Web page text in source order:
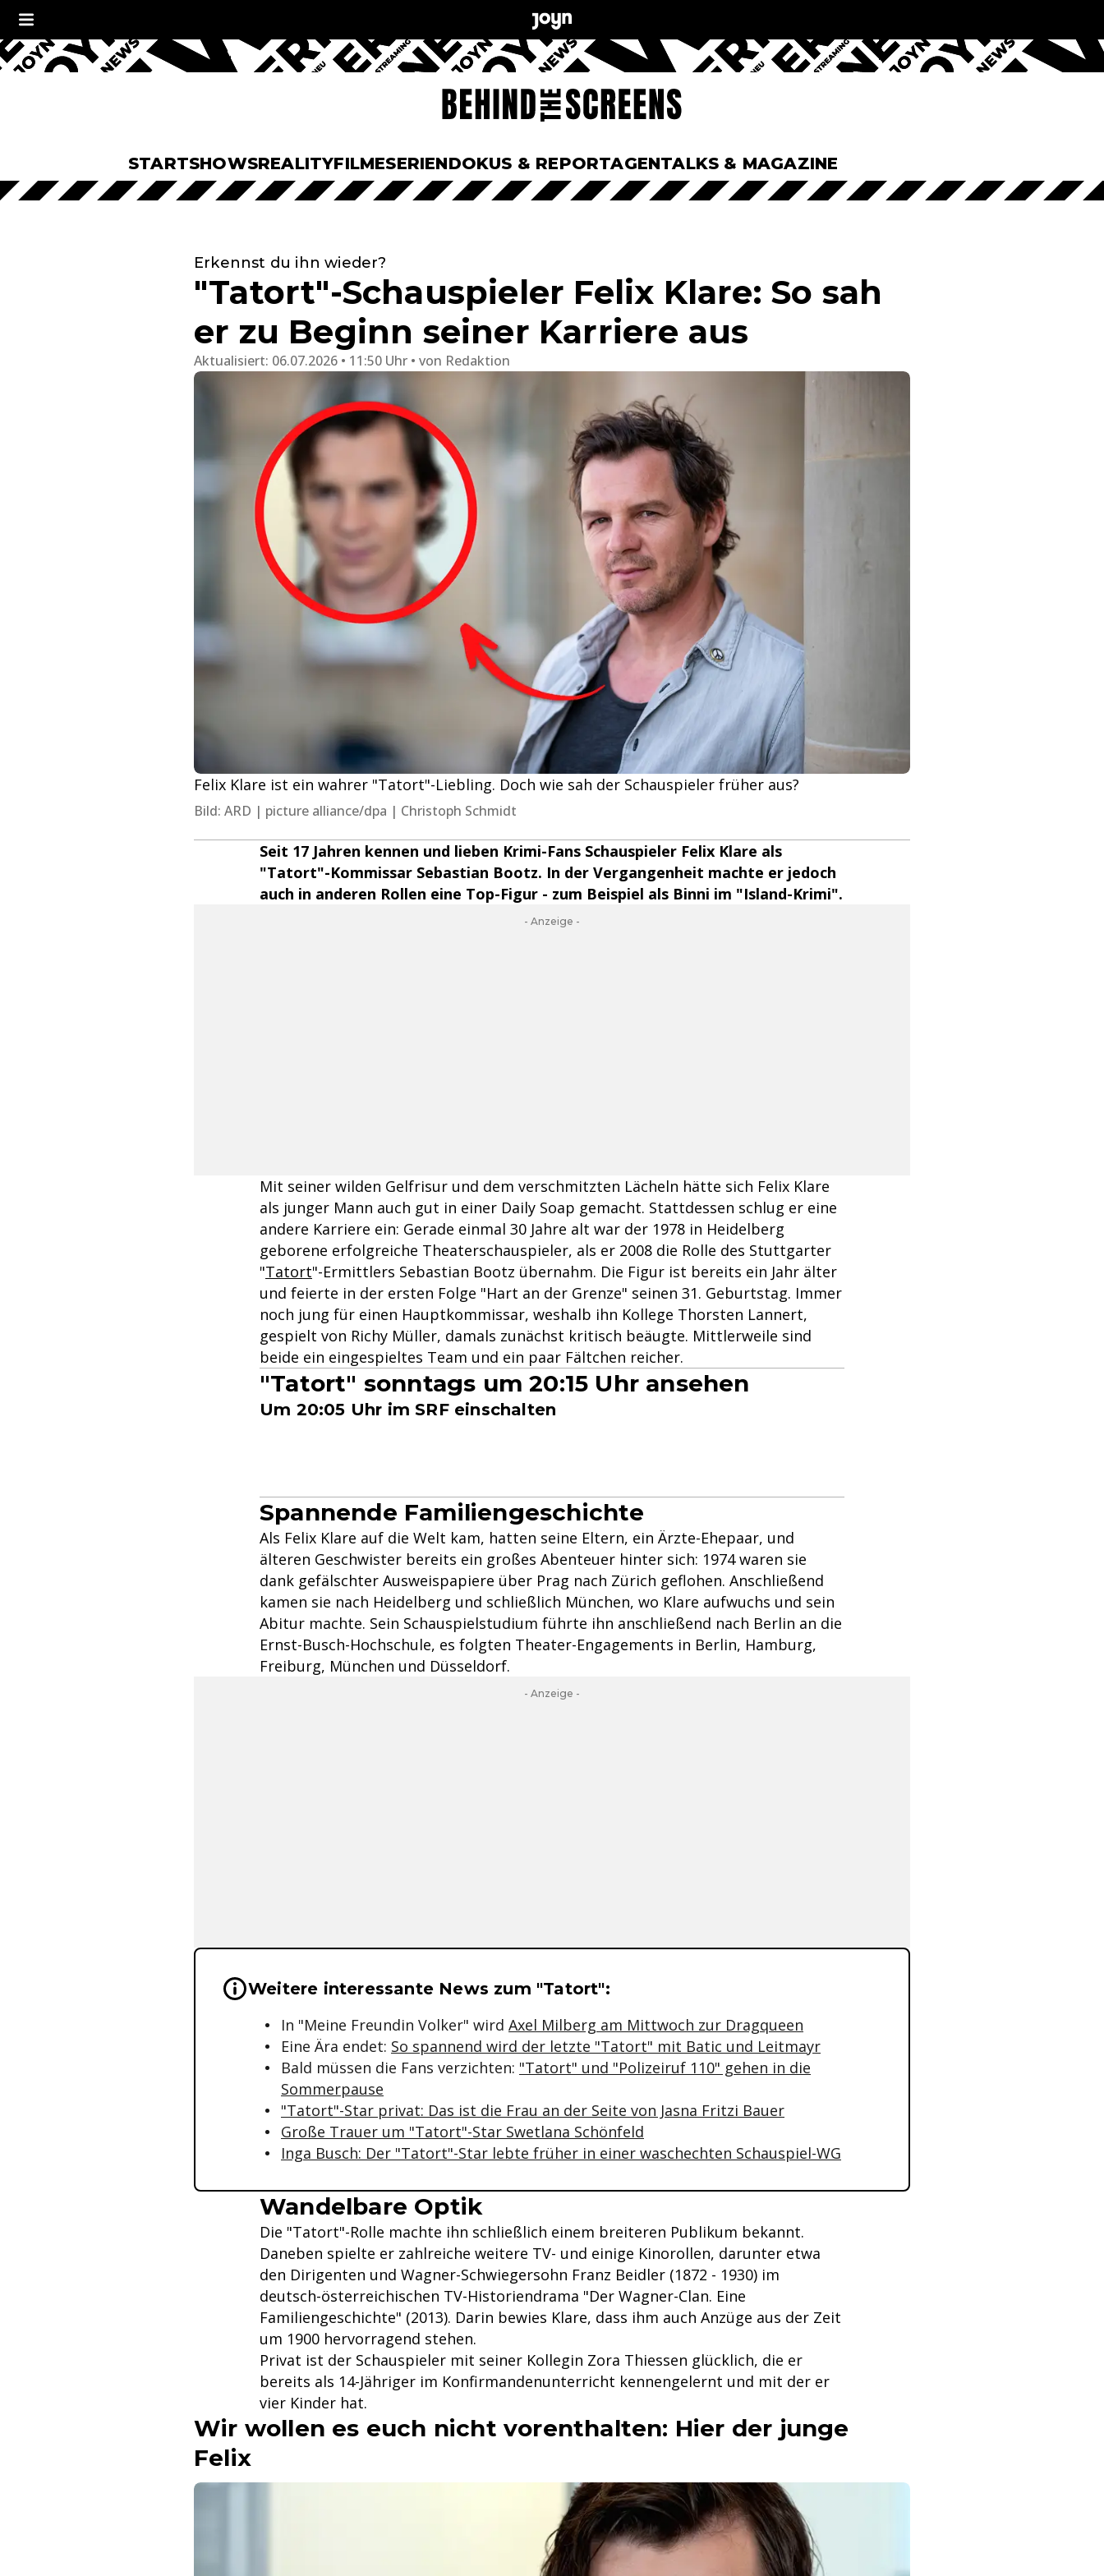
STARTSHOWSREALITYFILMESERIENDOKUS & REPORTAGENTALKS & MAGAZINE
Erkennst du ihn wieder?
"Tatort"-Schauspieler Felix Klare: So sah
er zu Beginn seiner Karriere aus
Aktualisiert: 06.07.2026 • 11:50 Uhr von Redaktion
Felix Klare ist ein wahrer "Tatort"-Liebling. Doch wie sah der Schauspieler früher aus?
Bild: ARD | picture alliance/dpa | Christoph Schmidt
Seit 17 Jahren kennen und lieben Krimi-Fans Schauspieler Felix Klare als
"Tatort"-Kommissar Sebastian Bootz. In der Vergangenheit machte er jedoch
auch in anderen Rollen eine Top-Figur - zum Beispiel als Binni im "Island-Krimi".
- Anzeige -
Mit seiner wilden Gelfrisur und dem verschmitzten Lächeln hätte sich Felix Klare
als junger Mann auch gut in einer Daily Soap gemacht. Stattdessen schlug er eine
andere Karriere ein: Gerade einmal 30 Jahre alt war der 1978 in Heidelberg
geborene erfolgreiche Theaterschauspieler, als er 2008 die Rolle des Stuttgarter
"Tatort"-Ermittlers Sebastian Bootz übernahm. Die Figur ist bereits ein Jahr älter
und feierte in der ersten Folge "Hart an der Grenze" seinen 31. Geburtstag. Immer
noch jung für einen Hauptkommissar, weshalb ihn Kollege Thorsten Lannert,
gespielt von Richy Müller, damals zunächst kritisch beäugte. Mittlerweile sind
beide ein eingespieltes Team und ein paar Fältchen reicher.
"Tatort" sonntags um 20:15 Uhr ansehen
Um 20:05 Uhr im SRF einschalten
Spannende Familiengeschichte
Als Felix Klare auf die Welt kam, hatten seine Eltern, ein Ärzte-Ehepaar, und
älteren Geschwister bereits ein großes Abenteuer hinter sich: 1974 waren sie
dank gefälschter Ausweispapiere über Prag nach Zürich geflohen. Anschließend
kamen sie nach Heidelberg und schließlich München, wo Klare aufwuchs und sein
Abitur machte. Sein Schauspielstudium führte ihn anschließend nach Berlin an die
Ernst-Busch-Hochschule, es folgten Theater-Engagements in Berlin, Hamburg,
Freiburg, München und Düsseldorf.
- Anzeige -
Wichtige Hinweise & Informationen zum Inhalt
Weitere interessante News zum "Tatort":
In "Meine Freundin Volker" wird Axel Milberg am Mittwoch zur Dragqueen
Eine Ära endet: So spannend wird der letzte "Tatort" mit Batic und Leitmayr
Bald müssen die Fans verzichten: "Tatort" und "Polizeiruf 110" gehen in die
Sommerpause
"Tatort"-Star privat: Das ist die Frau an der Seite von Jasna Fritzi Bauer
Große Trauer um "Tatort"-Star Swetlana Schönfeld
Inga Busch: Der "Tatort"-Star lebte früher in einer waschechten Schauspiel-WG
Wandelbare Optik
Die "Tatort"-Rolle machte ihn schließlich einem breiteren Publikum bekannt.
Daneben spielte er zahlreiche weitere TV- und einige Kinorollen, darunter etwa
den Dirigenten und Wagner-Schwiegersohn Franz Beidler (1872 - 1930) im
deutsch-österreichischen TV-Historiendrama "Der Wagner-Clan. Eine
Familiengeschichte" (2013). Darin bewies Klare, dass ihm auch Anzüge aus der Zeit
um 1900 hervorragend stehen.
Privat ist der Schauspieler mit seiner Kollegin Zora Thiessen glücklich, die er
bereits als 14-Jähriger im Konfirmandenunterricht kennengelernt und mit der er
vier Kinder hat.
Wir wollen es euch nicht vorenthalten: Hier der junge
Felix